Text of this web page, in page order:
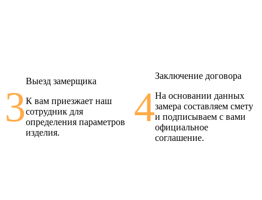
3
Выезд замерщика
К вам приезжает наш
сотрудник для
определения параметров
изделия.
4
Заключение договора
На основании данных
замера составляем смету
и подписываем с вами
официальное
соглашение.